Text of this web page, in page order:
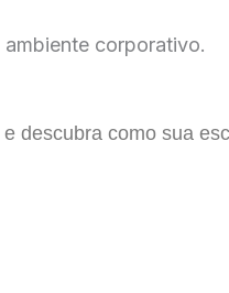
corporativo.
descubra como sua